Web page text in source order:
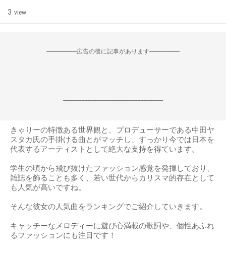
3 view
--------------------広告の後に記事があります--------------------
------------------------------------------------------------------
きゃりーの特徴ある世界観と、プロデューサーである中田ヤ
スタカ氏の手掛ける曲とがマッチし、すっかり今では日本を
代表するアーティストとして絶大な支持を得ています。
学生の頃から飛び抜けたファッション感覚を発揮しており、
雑誌を飾ることも多く、若い世代からカリスマ的存在として
も人気が高いですね。
そんな彼女の人気曲をランキングでご紹介していきます。
キャッチーなメロディーに遊び心満載の歌詞や、個性あふれ
るファッションにも注目です！